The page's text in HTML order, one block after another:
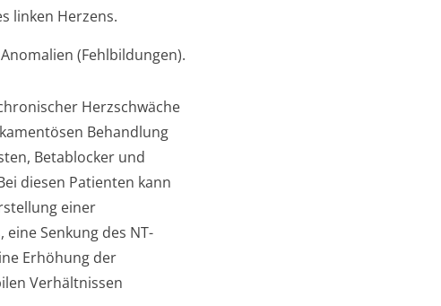
linken Herzens.
(Fehlbildungen).
Herzschwäche
Behandlung
Betablocker und
diesen Patienten kann
einer
Senkung des NT-
Erhöhung der
Verhältnissen